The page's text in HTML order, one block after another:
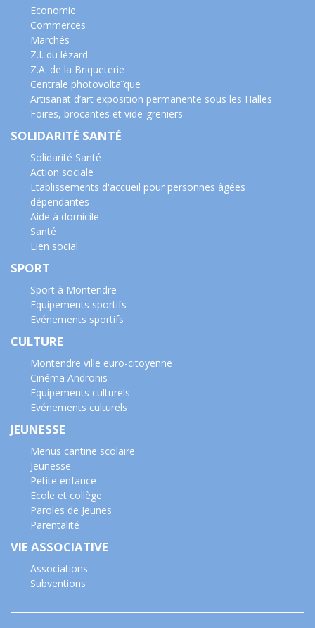
Economie
Commerces
Marchés
Z.I. du lézard
Z.A. de la Briqueterie
Centrale photovoltaïque
Artisanat d’art exposition permanente sous les Halles
Foires, brocantes et vide-greniers
SOLIDARITÉ SANTÉ
Solidarité Santé
Action sociale
Etablissements d'accueil pour personnes âgées
dépendantes
Aide à domicile
Santé
Lien social
SPORT
Sport à Montendre
Equipements sportifs
Evénements sportifs
CULTURE
Montendre ville euro-citoyenne
Cinéma Andronis
Equipements culturels
Evénements culturels
JEUNESSE
Menus cantine scolaire
Jeunesse
Petite enfance
Ecole et collège
Paroles de Jeunes
Parentalité
VIE ASSOCIATIVE
Associations
Subventions